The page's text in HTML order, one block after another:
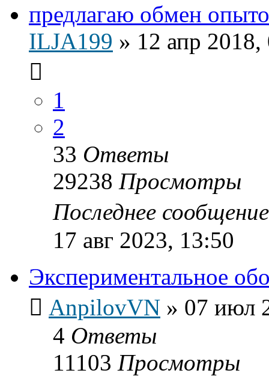
предлагаю обмен
ILJA199 » 12 апр 2018,
1
2
33 Ответы
29238 Просмотры
Последнее
17 авг 2023, 13:50
Экспериментальное
AnpilovVN » 07 июл
4 Ответы
11103 Просмотры